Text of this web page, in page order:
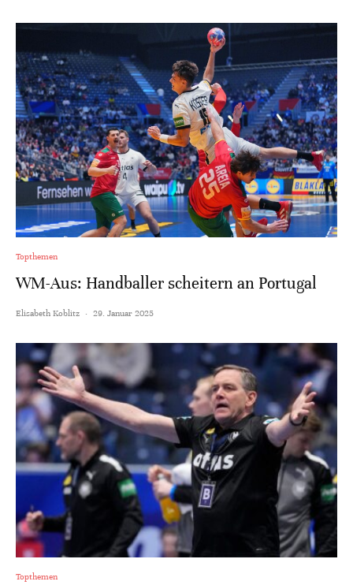
Topthemen
WM-Aus: Handballer scheitern an Portugal
Elisabeth Koblitz · 29. Januar 2025
Topthemen